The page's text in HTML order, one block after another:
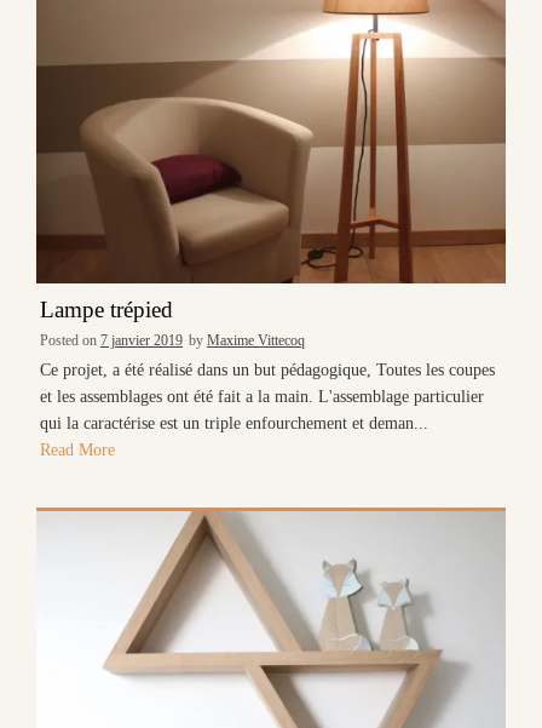
Lampe trépied
Posted on 7 janvier 2019 by Maxime Vittecoq
Ce projet, a été réalisé dans un but pédagogique, Toutes les coupes
et les assemblages ont été fait a la main. L'assemblage particulier
qui la caractérise est un triple enfourchement et deman...
Read More